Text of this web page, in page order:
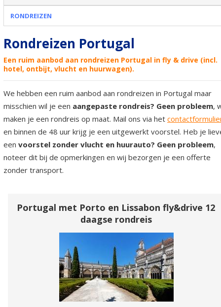
RONDREIZEN
Rondreizen Portugal
Een ruim aanbod aan rondreizen Portugal in fly & drive (incl.
hotel, ontbijt, vlucht en huurwagen).
We hebben een ruim aanbod aan rondreizen in Portugal maar
misschien wil je een aangepaste rondreis? Geen probleem,
maken je een rondreis op maat. Mail ons via het
en binnen de 48 uur krijg je een uitgewerkt voorstel. Heb je
een voorstel zonder vlucht en huurauto? Geen probleem,
noteer dit bij de opmerkingen en wij bezorgen je een offerte
zonder transport.
Portugal met Porto en Lissabon fly&drive 12
daagse rondreis